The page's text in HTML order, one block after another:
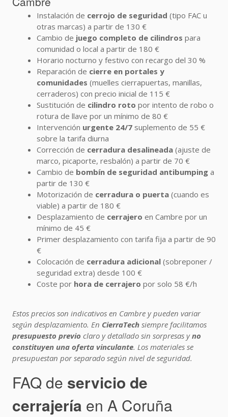
Instalación de cerrojo de seguridad (tipo FAC u
otras marcas) a partir de 130 €
Cambio de juego completo de cilindros para
comunidad o local a partir de 180 €
Horario nocturno y festivo con recargo del 30 %
Reparación de cierre en portales y
comunidades (muelles cierrapuertas, manillas,
cerraderos) con precio inicial de 115 €
Sustitución de cilindro roto por intento de robo o
rotura de llave por un mínimo de 80 €
Intervención urgente 24/7 suplemento de 55 €
sobre la tarifa diurna
Corrección de cerradura desalineada (ajuste de
marco, picaporte, resbalón) a partir de 70 €
Cambio de bombín de seguridad antibumping a
partir de 130 €
Motorización de cerradura o puerta (cuando es
viable) a partir de 180 €
Desplazamiento de cerrajero en Cambre por un
mínimo de 45 €
Primer desplazamiento con tarifa fija a partir de 90
€
Colocación de cerradura adicional (sobreponer /
seguridad extra) desde 100 €
Coste por hora de cerrajero por solo 58 €/h
Estos precios son indicativos en Cambre y pueden variar
según desplazamiento. En CierraTech siempre facilitamos
presupuesto previo claro y detallado sin sorpresas yno
constituyen una oferta vinculante. Los materiales se
presupuestan por separado según nivel de seguridad.
FAQ de servicio de
cerrajería en A Coruña